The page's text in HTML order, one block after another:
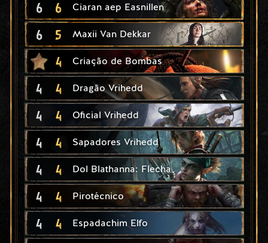
6 6 Ciaran aep Easnillen
6 5 Maxii Van Dekkar
4 Criação de Bombas
4 4 Dragão Vrihedd
4 4 Oficial Vrihedd
4 4 Sapadores Vrihedd
4 4 Dol Blathanna: Flecha
4 4 Pirotécnico
4 4 Espadachim Elfo